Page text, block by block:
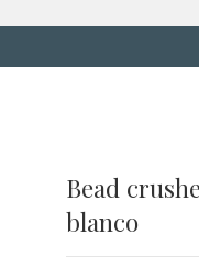
Bead
blanco